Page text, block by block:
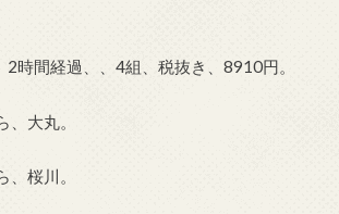
間経過、、4組、税抜き、8910円。
大丸。
桜川。